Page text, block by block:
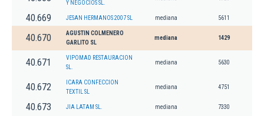
Y NEGOCIOS SL.
40.669 JESAN HERMANOS 2007 SL mediana 5611
40.670
AGUSTIN COLMENERO
GARLITO SL
mediana 1429
40.671
VIPOMAD RESTAURACION
SL.
mediana 5630
40.672
ICARA CONFECCION
TEXTIL SL
mediana 4751
40.673 JIA LATAM SL. mediana 7330